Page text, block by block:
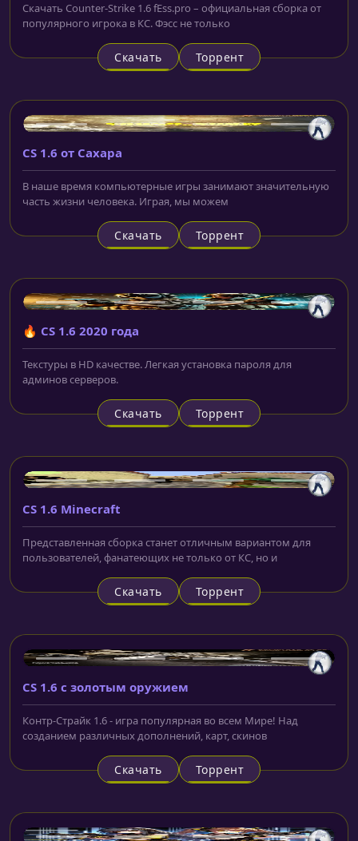
Скачать Counter-Strike 1.6 fEss.pro – официальная сборка от
популярного игрока в КС. Фэсс не только
Скачать Торрент
CS 1.6 от Сахара
В наше время компьютерные игры занимают значительную
часть жизни человека. Играя, мы можем
Скачать Торрент
🔥 CS 1.6 2020 года
Текстуры в HD качестве. Легкая установка пароля для
админов серверов.
Скачать Торрент
CS 1.6 Minecraft
Представленная сборка станет отличным вариантом для
пользователей, фанатеющих не только от КС, но и
Скачать Торрент
CS 1.6 с золотым оружием
Контр-Страйк 1.6 - игра популярная во всем Мире! Над
созданием различных дополнений, карт, скинов
Скачать Торрент